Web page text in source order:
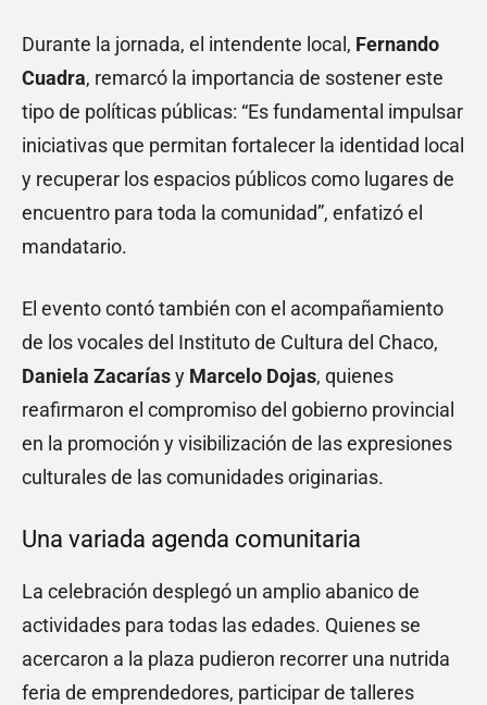
Durante la jornada, el intendente local, Fernando
Cuadra, remarcó la importancia de sostener este
tipo de políticas públicas: “Es fundamental impulsar
iniciativas que permitan fortalecer la identidad local
y recuperar los espacios públicos como lugares de
encuentro para toda la comunidad”, enfatizó el
mandatario.
El evento contó también con el acompañamiento
de los vocales del Instituto de Cultura del Chaco,
Daniela Zacaríasy Marcelo Dojas, quienes
reafirmaron el compromiso del gobierno provincial
en la promoción y visibilización de las expresiones
culturales de las comunidades originarias.
Una variada agenda comunitaria
La celebración desplegó un amplio abanico de
actividades para todas las edades. Quienes se
acercaron a la plaza pudieron recorrer una nutrida
feria de emprendedores, participar de talleres